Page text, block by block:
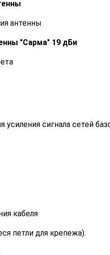
"Сарма" 19 дБи
усиления сигнала сетей
петли для крепежа).